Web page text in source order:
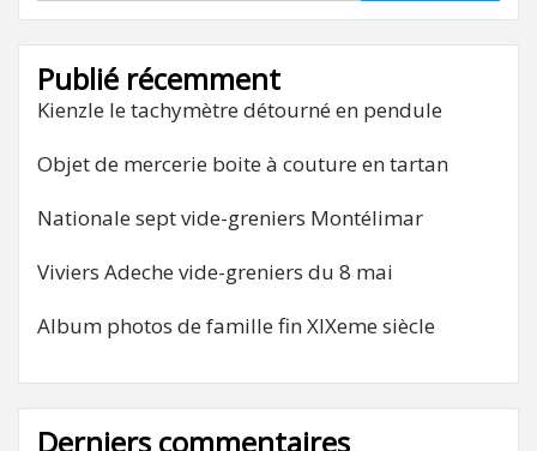
Publié récemment
Kienzle le tachymètre détourné en pendule
Objet de mercerie boite à couture en tartan
Nationale sept vide-greniers Montélimar
Viviers Adeche vide-greniers du 8 mai
Album photos de famille fin XIXeme siècle
Derniers commentaires